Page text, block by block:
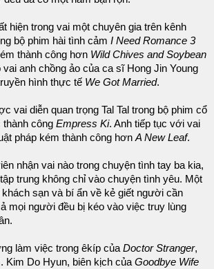
hiện trong vai một chuyên gia trên kênh
bộ phim hài tình cảm I Need Romance 3
thành công hơn Wild Chives and Soybean
vai anh chồng ảo của ca sĩ Hong Jin Young
hình thực tế We Got Married.
vai diễn quan trọng Tal Tal trong bộ phim cổ
thành công Empress Ki. Anh tiếp tục với vai
pháp kém thành công hơn A New Leaf.
nhận vai nào trong chuyện tình tay ba kia,
trung không chỉ vào chuyện tình yêu. Một
sạn và bí ẩn về kẻ giết người cần
mọi người đều bị kéo vào việc truy lùng
làm việc trong êkíp của Doctor Stranger,
Kim Do Hyun, biên kịch của Goodbye Wife